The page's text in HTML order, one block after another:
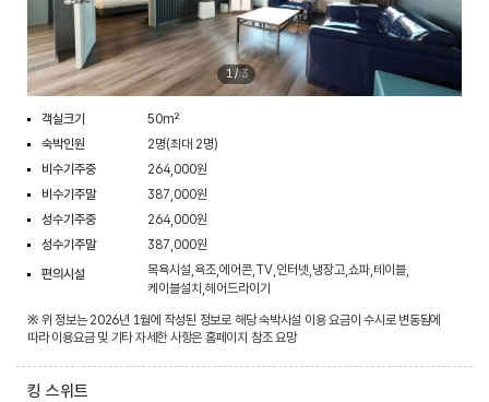
1/3
객실크기
50m²
숙박인원
2명(최대 2명)
비수기주중
264,000원
비수기주말
387,000원
성수기주중
264,000원
성수기주말
387,000원
편의시설
목욕시설,욕조,에어콘,TV,인터넷,냉장고,쇼파,테이블,
케이블설치,헤어드라이기
※ 위 정보는 2026년 1월에 작성된 정보로 해당 숙박시설 이용 요금이 수시로 변동됨에
따라 이용요금 및 기타 자세한 사항은 홈페이지 참조 요망
킹 스위트